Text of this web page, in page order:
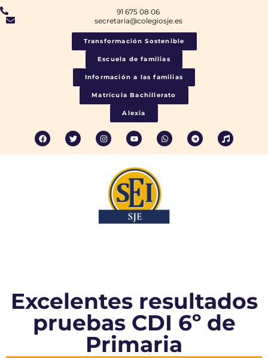
91 675 08 06
secretaria@colegiosje.es
Transformación Sostenible
Escuela de familias
Información a las familias
Matrícula Bachillerato
Alexia
Excelentes resultados
pruebas CDI 6º de
Primaria